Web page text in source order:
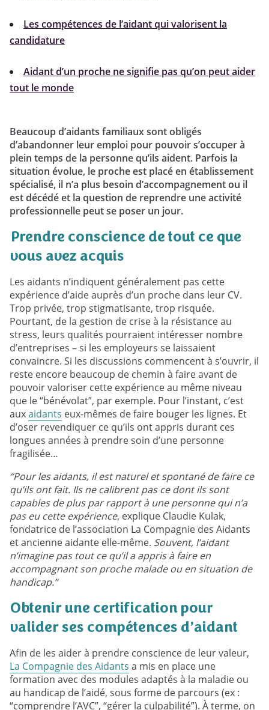
Les compétences de l’aidant qui valorisent la
candidature
Aidant d’un proche ne signifie pas qu’on peut aider
tout le monde
Beaucoup d’aidants familiaux sont obligés
d’abandonner leur emploi pour pouvoir s’occuper à
plein temps de la personne qu’ils aident. Parfois la
situation évolue, le proche est placé en établissement
spécialisé, il n’a plus besoin d’accompagnement ou il
est décédé et la question de reprendre une activité
professionnelle peut se poser un jour.
Prendre conscience de tout ce que
vous avez acquis
Les aidants n’indiquent généralement pas cette
expérience d’aide auprès d’un proche dans leur CV.
Trop privée, trop stigmatisante, trop risquée.
Pourtant, de la gestion de crise à la résistance au
stress, leurs qualités pourraient intéresser nombre
d’entreprises – si les employeurs se laissaient
convaincre. Si les discussions commencent à s’ouvrir, il
reste encore beaucoup de chemin à faire avant de
pouvoir valoriser cette expérience au même niveau
que le “bénévolat”, par exemple. Pour l’instant, c’est
auxaidants eux-mêmes de faire bouger les lignes. Et
d’oser revendiquer ce qu’ils ont appris durant ces
longues années à prendre soin d’une personne
fragilisée…
“Pour les aidants, il est naturel et spontané de faire ce
qu’ils ont fait. Ils ne calibrent pas ce dont ils sont
capables de plus par rapport à une personne qui n’a
pas eu cette expérience, explique Claudie Kulak,
fondatrice de l’association La Compagnie des Aidants
et ancienne aidante elle-même. Souvent, l’aidant
n’imagine pas tout ce qu’il a appris à faire en
accompagnant son proche malade ou en situation de
handicap.”
Obtenir une certification pour
valider ses compétences d’aidant
Afin de les aider à prendre conscience de leur valeur,
La Compagnie des Aidants a mis en place une
formation avec des modules adaptés à la maladie ou
au handicap de l’aidé, sous forme de parcours (ex :
“comprendre l’AVC”, “gérer la culpabilité”). À terme, on